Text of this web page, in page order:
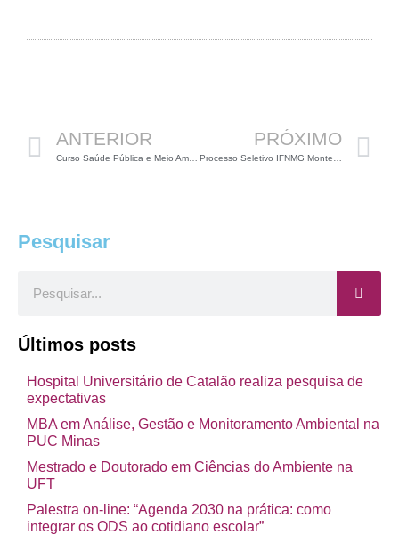
ANTERIOR PRÓXIMO
Pesquisar
Últimos posts
Hospital Universitário de Catalão realiza pesquisa de
expectativas
MBA em Análise, Gestão e Monitoramento Ambiental na
PUC Minas
Mestrado e Doutorado em Ciências do Ambiente na
UFT
Palestra on-line: “Agenda 2030 na prática: como
integrar os ODS ao cotidiano escolar”